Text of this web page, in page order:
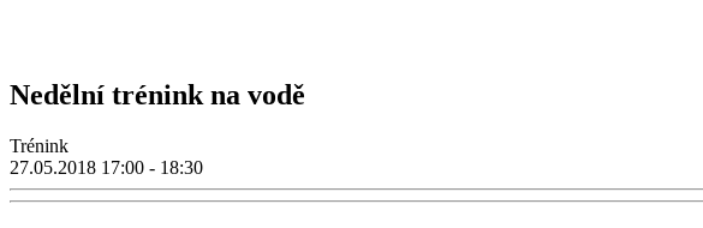
Nedělní trénink na vodě
Trénink
27.05.2018 17:00 - 18:30